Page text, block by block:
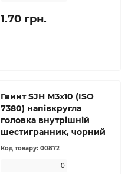
1.70 грн.
Гвинт SJH М3х10 (ISO
7380) напівкругла
головка внутрішній
шестигранник, чорний
Код товару: 00872
0